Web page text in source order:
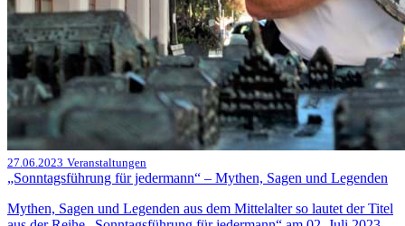
27.06.2023 Veranstaltungen
„Sonntagsführung für jedermann“ – Mythen, Sagen und Legenden
Mythen, Sagen und Legenden aus dem Mittelalter so lautet der Titel